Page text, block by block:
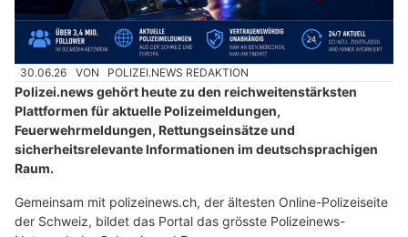
30.06.26 VON POLIZEI.NEWS REDAKTION
Polizei.news gehört heute zu den reichweitenstärksten
Plattformen für aktuelle Polizeimeldungen,
Feuerwehrmeldungen, Rettungseinsätze und
sicherheitsrelevante Informationen im deutschsprachigen
Raum.
Gemeinsam mit polizeinews.ch, der ältesten Online-Polizeiseite
der Schweiz, bildet das Portal das grösste Polizeinews-